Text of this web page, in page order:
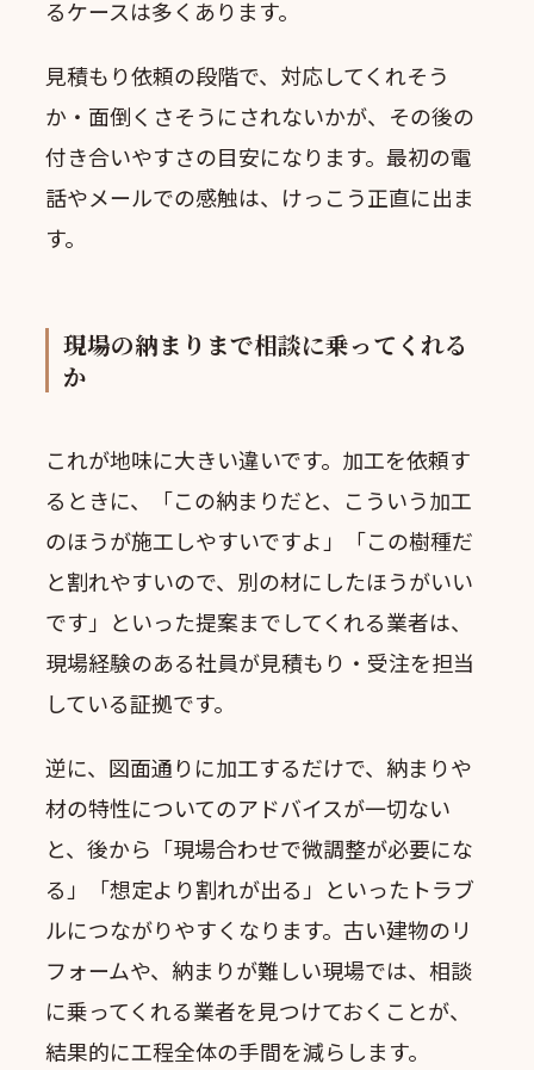
るケースは多くあります。
見積もり依頼の段階で、対応してくれそう
か・面倒くさそうにされないかが、その後の
付き合いやすさの目安になります。最初の電
話やメールでの感触は、けっこう正直に出ま
す。
現場の納まりまで相談に乗ってくれる
か
これが地味に大きい違いです。加工を依頼す
るときに、「この納まりだと、こういう加工
のほうが施工しやすいですよ」「この樹種だ
と割れやすいので、別の材にしたほうがいい
です」といった提案までしてくれる業者は、
現場経験のある社員が見積もり・受注を担当
している証拠です。
逆に、図面通りに加工するだけで、納まりや
材の特性についてのアドバイスが一切ない
と、後から「現場合わせで微調整が必要にな
る」「想定より割れが出る」といったトラブ
ルにつながりやすくなります。古い建物のリ
フォームや、納まりが難しい現場では、相談
に乗ってくれる業者を見つけておくことが、
結果的に工程全体の手間を減らします。